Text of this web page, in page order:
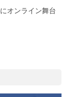
オンライン舞台